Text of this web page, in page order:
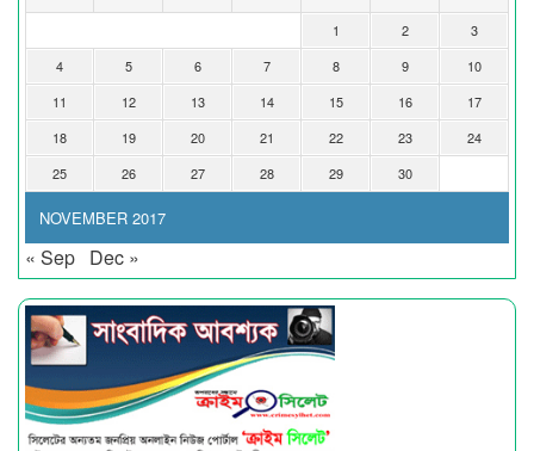
NOVEMBER 2017
1 2
3
4
5 6 7 8 9
10
11
12 13 14 15 16
17
18
19 20 21 22 23
24
25
26 27 28 29 30
« Sep Dec »